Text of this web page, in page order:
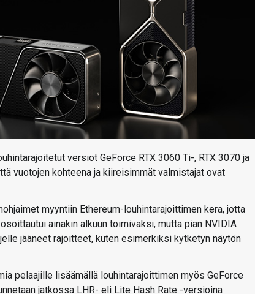
versiot GeForce RTX 3060 Ti-, RTX 3070 ja
vuotojen kohteena ja kiireisimmät valmistajat ovat
myyntiin Ethereum-louhintarajoittimen kera, jotta
ainakin alkuun toimivaksi, mutta pian NVIDIA
jääneet rajoitteet, kuten esimerkiksi kytketyn näytön
pelaajille lisäämällä louhintarajoittimen myös GeForce
jatkossa LHR- eli Lite Hash Rate -versioina